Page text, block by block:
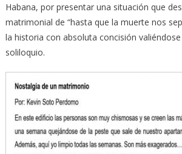
Habana, por presentar una situación que
matrimonial de “hasta que la muerte nos
la historia con absoluta concisión
soliloquio.